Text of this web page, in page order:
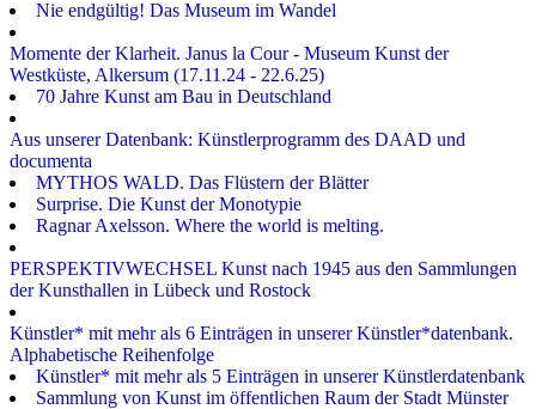
Nie endgültig! Das Museum im Wandel
Momente der Klarheit. Janus la Cour - Museum Kunst der
Westküste, Alkersum (17.11.24 - 22.6.25)
70 Jahre Kunst am Bau in Deutschland
Aus unserer Datenbank: Künstlerprogramm des DAAD und
documenta
MYTHOS WALD. Das Flüstern der Blätter
Surprise. Die Kunst der Monotypie
Ragnar Axelsson. Where the world is melting.
PERSPEKTIVWECHSEL Kunst nach 1945 aus den Sammlungen
der Kunsthallen in Lübeck und Rostock
Künstler* mit mehr als 6 Einträgen in unserer Künstler*datenbank.
Alphabetische Reihenfolge
Künstler* mit mehr als 5 Einträgen in unserer Künstlerdatenbank
Sammlung von Kunst im öffentlichen Raum der Stadt Münster